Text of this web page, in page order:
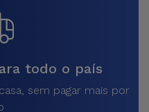
todo o país
sem pagar mais por